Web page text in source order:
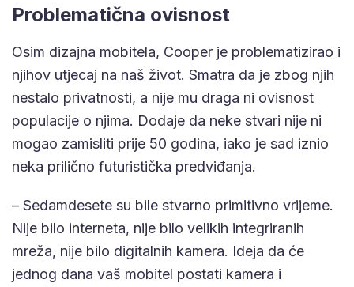
Problematična ovisnost
Osim dizajna mobitela, Cooper je problematizirao i
njihov utjecaj na naš život. Smatra da je zbog njih
nestalo privatnosti, a nije mu draga ni ovisnost
populacije o njima. Dodaje da neke stvari nije ni
mogao zamisliti prije 50 godina, iako je sad iznio
neka prilično futuristička predviđanja.
– Sedamdesete su bile stvarno primitivno vrijeme.
Nije bilo interneta, nije bilo velikih integriranih
mreža, nije bilo digitalnih kamera. Ideja da će
jednog dana vaš mobitel postati kamera i